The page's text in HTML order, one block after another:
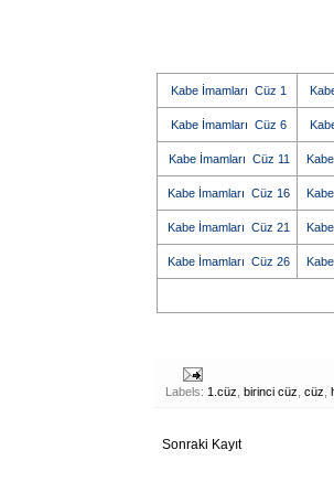
Kabe İmamları Cüz 1
Kabe İmamları Cüz 6
Kabe İmamları Cüz 11
Kabe İmamları Cüz 16
Kabe İmamları Cüz 21
Kabe İmamları Cüz 26
Labels: 1.cüz birinci cüz cüz
Sonraki Kayıt